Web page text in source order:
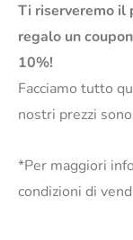
Ti riserveremo il
regalo un
10%!
Facciamo tutto
nostri prezzi
*Per maggiori
condizioni di